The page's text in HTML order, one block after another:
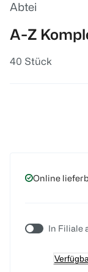
Abtei
A-Z
40 Stück
Online
In Filiale